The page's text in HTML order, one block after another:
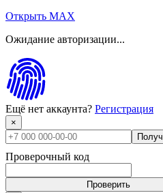
Открыть MAX
Ожидание авторизации...
Ещё нет аккаунта? Регистрация
×
Проверочный код
Проверить